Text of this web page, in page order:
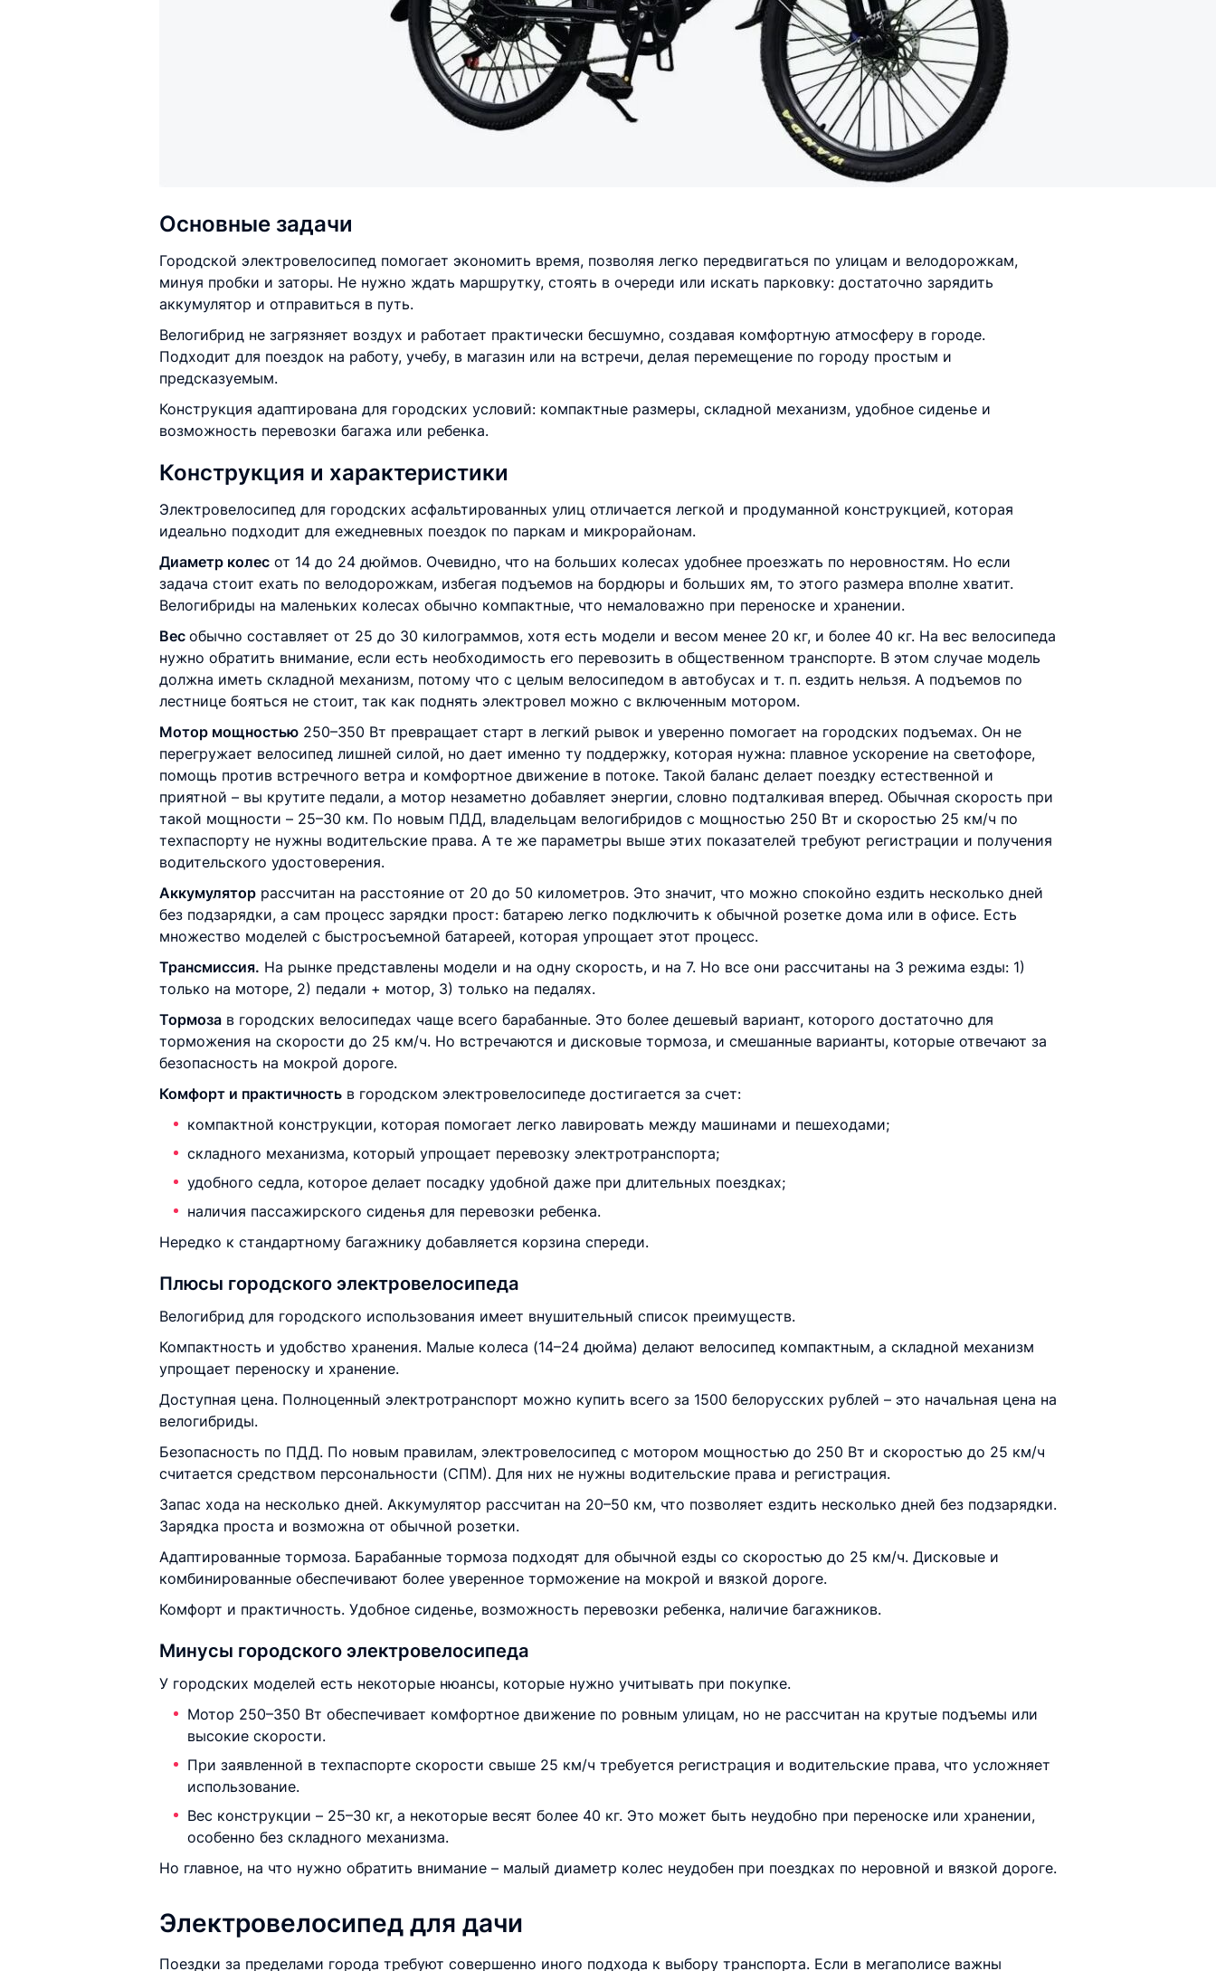
Основные задачи
Городской электровелосипед помогает экономить время, позволяя легко передвигаться по улицам и велодорожкам,
минуя пробки и заторы. Не нужно ждать маршрутку, стоять в очереди или искать парковку: достаточно зарядить
аккумулятор и отправиться в путь.
Велогибрид не загрязняет воздух и работает практически бесшумно, создавая комфортную атмосферу в городе.
Подходит для поездок на работу, учебу, в магазин или на встречи, делая перемещение по городу простым и
предсказуемым.
Конструкция адаптирована для городских условий: компактные размеры, складной механизм, удобное сиденье и
возможность перевозки багажа или ребенка.
Конструкция и характеристики
Электровелосипед для городских асфальтированных улиц отличается легкой и продуманной конструкцией, которая
идеально подходит для ежедневных поездок по паркам и микрорайонам.
Диаметр колес от 14 до 24 дюймов. Очевидно, что на больших колесах удобнее проезжать по неровностям. Но если
задача стоит ехать по велодорожкам, избегая подъемов на бордюры и больших ям, то этого размера вполне хватит.
Велогибриды на маленьких колесах обычно компактные, что немаловажно при переноске и хранении.
Вес обычно составляет от 25 до 30 килограммов, хотя есть модели и весом менее 20 кг, и более 40 кг. На вес велосипеда
нужно обратить внимание, если есть необходимость его перевозить в общественном транспорте. В этом случае модель
должна иметь складной механизм, потому что с целым велосипедом в автобусах и т. п. ездить нельзя. А подъемов по
лестнице бояться не стоит, так как поднять электровел можно с включенным мотором.
Мотор мощностью 250–350 Вт превращает старт в легкий рывок и уверенно помогает на городских подъемах. Он не
перегружает велосипед лишней силой, но дает именно ту поддержку, которая нужна: плавное ускорение на светофоре,
помощь против встречного ветра и комфортное движение в потоке. Такой баланс делает поездку естественной и
приятной – вы крутите педали, а мотор незаметно добавляет энергии, словно подталкивая вперед. Обычная скорость при
такой мощности – 25–30 км. По новым ПДД, владельцам велогибридов с мощностью 250 Вт и скоростью 25 км/ч по
техпаспорту не нужны водительские права. А те же параметры выше этих показателей требуют регистрации и получения
водительского удостоверения.
Аккумулятор рассчитан на расстояние от 20 до 50 километров. Это значит, что можно спокойно ездить несколько дней
без подзарядки, а сам процесс зарядки прост: батарею легко подключить к обычной розетке дома или в офисе. Есть
множество моделей с быстросъемной батареей, которая упрощает этот процесс.
Трансмиссия. На рынке представлены модели и на одну скорость, и на 7. Но все они рассчитаны на 3 режима езды: 1)
только на моторе, 2) педали + мотор, 3) только на педалях.
Тормоза в городских велосипедах чаще всего барабанные. Это более дешевый вариант, которого достаточно для
торможения на скорости до 25 км/ч. Но встречаются и дисковые тормоза, и смешанные варианты, которые отвечают за
безопасность на мокрой дороге.
Комфорт и практичность в городском электровелосипеде достигается за счет:
компактной конструкции, которая помогает легко лавировать между машинами и пешеходами;
складного механизма, который упрощает перевозку электротранспорта;
удобного седла, которое делает посадку удобной даже при длительных поездках;
наличия пассажирского сиденья для перевозки ребенка.
Нередко к стандартному багажнику добавляется корзина спереди.
Плюсы городского электровелосипеда
Велогибрид для городского использования имеет внушительный список преимуществ.
Компактность и удобство хранения. Малые колеса (14–24 дюйма) делают велосипед компактным, а складной механизм
упрощает переноску и хранение.
Доступная цена. Полноценный электротранспорт можно купить всего за 1500 белорусских рублей – это начальная цена на
велогибриды.
Безопасность по ПДД. По новым правилам, электровелосипед с мотором мощностью до 250 Вт и скоростью до 25 км/ч
считается средством персональности (СПМ). Для них не нужны водительские права и регистрация.
Запас хода на несколько дней. Аккумулятор рассчитан на 20–50 км, что позволяет ездить несколько дней без подзарядки.
Зарядка проста и возможна от обычной розетки.
Адаптированные тормоза. Барабанные тормоза подходят для обычной езды со скоростью до 25 км/ч. Дисковые и
комбинированные обеспечивают более уверенное торможение на мокрой и вязкой дороге.
Комфорт и практичность. Удобное сиденье, возможность перевозки ребенка, наличие багажников.
Минусы городского электровелосипеда
У городских моделей есть некоторые нюансы, которые нужно учитывать при покупке.
Мотор 250–350 Вт обеспечивает комфортное движение по ровным улицам, но не рассчитан на крутые подъемы или
высокие скорости.
При заявленной в техпаспорте скорости свыше 25 км/ч требуется регистрация и водительские права, что усложняет
использование.
Вес конструкции – 25–30 кг, а некоторые весят более 40 кг. Это может быть неудобно при переноске или хранении,
особенно без складного механизма.
Но главное, на что нужно обратить внимание – малый диаметр колес неудобен при поездках по неровной и вязкой дороге.
Электровелосипед для дачи
Поездки за пределами города требуют совершенно иного подхода к выбору транспорта. Если в мегаполисе важны